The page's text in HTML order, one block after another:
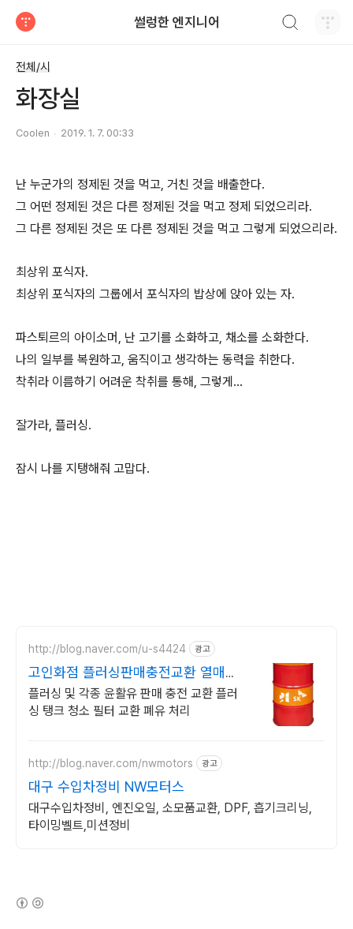
썰렁한 엔지니어
전체/시
화장실
Coolen 2019. 1. 7. 00:33
난 누군가의 정제된 것을 먹고, 거친 것을 배출한다.
그 어떤 정제된 것은 다른 정제된 것을 먹고 정제 되었으리라.
그 다른 정제된 것은 또 다른 정제된 것을 먹고 그렇게 되었으리라.
최상위 포식자.
최상위 포식자의 그룹에서 포식자의 밥상에 앉아 있는 자.
파스퇴르의 아이소머, 난 고기를 소화하고, 채소를 소화한다.
나의 일부를 복원하고, 움직이고 생각하는 동력을 취한다.
착취라 이름하기 어려운 착취를 통해, 그렇게...
잘가라, 플러싱.
잠시 나를 지탱해줘 고맙다.
http://blog.naver.com/u-s4424 광고
고인화점 플러싱판매충전교환 열매체
유 전문 전화상담 환영
플러싱 및 각종 윤활유 판매 충전 교환 플러
싱 탱크 청소 필터 교환 폐유 처리
http://blog.naver.com/nwmotors 광고
대구 수입차정비 NW모터스
대구수입차정비, 엔진오일, 소모품교환, DPF, 흡기크리닝,
타이밍벨트,미션정비